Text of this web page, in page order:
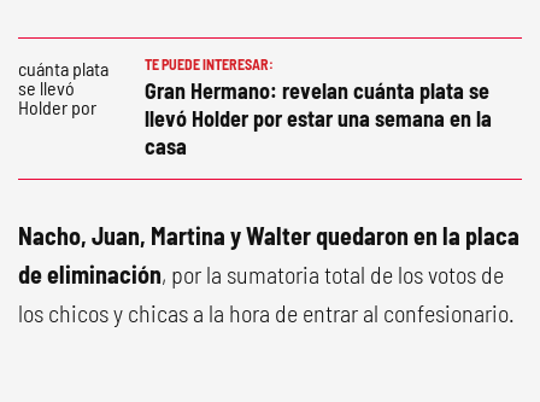
TE PUEDE INTERESAR:
Gran Hermano: revelan cuánta plata se
llevó Holder por estar una semana en la
casa
Nacho, Juan, Martina y Walter quedaron en la placa
de eliminación, por la sumatoria total de los votos de
los chicos y chicas a la hora de entrar al confesionario.